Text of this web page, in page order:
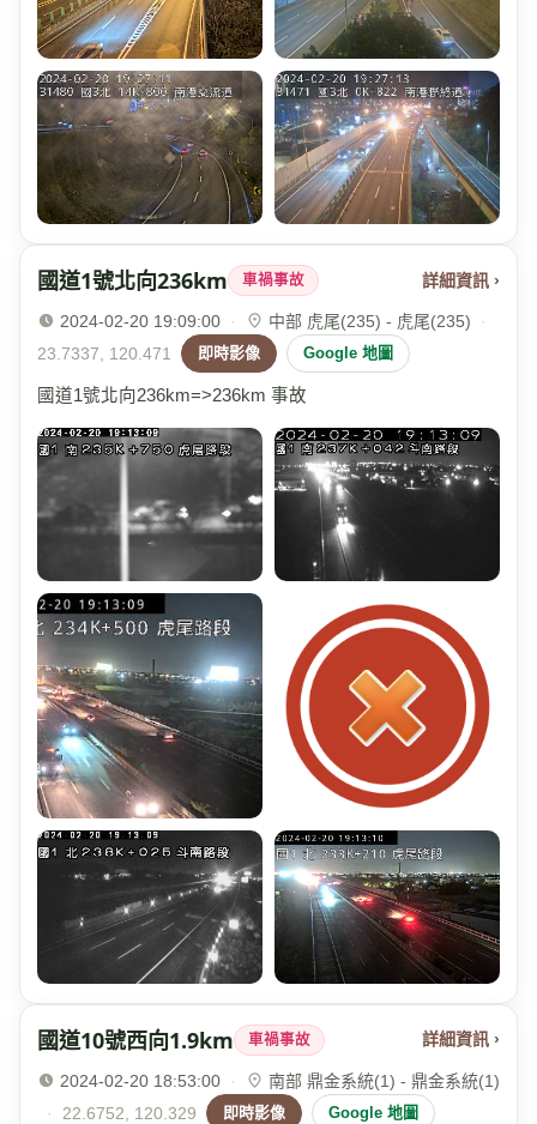
國道1號北向236km 車禍事故 詳細資訊 ›
2024-02-20 19:09:00 · 中部 虎尾(235) - 虎尾(235)
·
23.7337, 120.471
即時影像 Google 地圖
國道1號北向236km=>236km 事故
國道10號西向1.9km 車禍事故 詳細資訊 ›
2024-02-20 18:53:00 ·
南部 鼎金系統(1) - 鼎金系統(1)
·
22.6752, 120.329 即時影像 Google 地圖